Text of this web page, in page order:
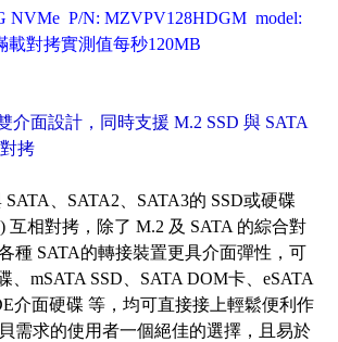
NVMe P/N: MZVPV128HDGM model:
對拷實測值每秒120MB
介面設計，同時支援 M.2 SSD 與 SATA
拷
SATA、SATA2、SATA3的 SSD或硬碟
互相對拷， 除了 M.2 及 SATA 的綜合對
種 SATA的轉接裝置更具介面彈性，可
、mSATA SSD、SATA DOM卡、eSATA
介面硬碟 等，均可直接接上輕鬆便利作
需求的使用者一個絕佳的選擇，且易於